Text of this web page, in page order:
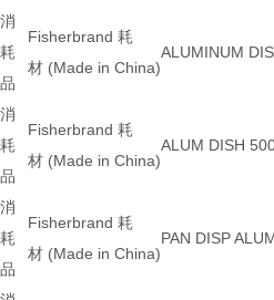
消
耗
品
Fisherbrand 耗
材 (Made in China)
ALUMINUM
消
耗
品
Fisherbrand 耗
材 (Made in China)
ALUM DISH
消
耗
品
Fisherbrand 耗
材 (Made in China)
PAN DISP